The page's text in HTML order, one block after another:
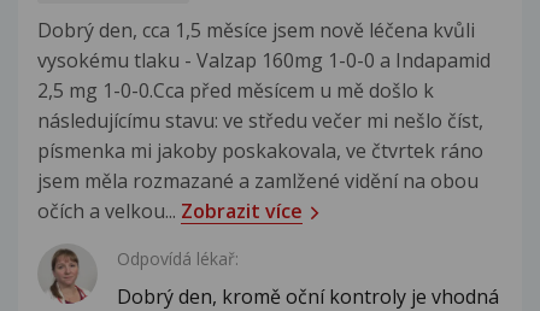
Dobrý den, cca 1,5 měsíce jsem nově léčena kvůli
vysokému tlaku - Valzap 160mg 1-0-0 a Indapamid
2,5 mg 1-0-0.Cca před měsícem u mě došlo k
následujícímu stavu: ve středu večer mi nešlo číst,
písmenka mi jakoby poskakovala, ve čtvrtek ráno
jsem měla rozmazané a zamlžené vidění na obou
očích a velkou... Zobrazit více
Odpovídá lékař:
Dobrý den, kromě oční kontroly je vhodná